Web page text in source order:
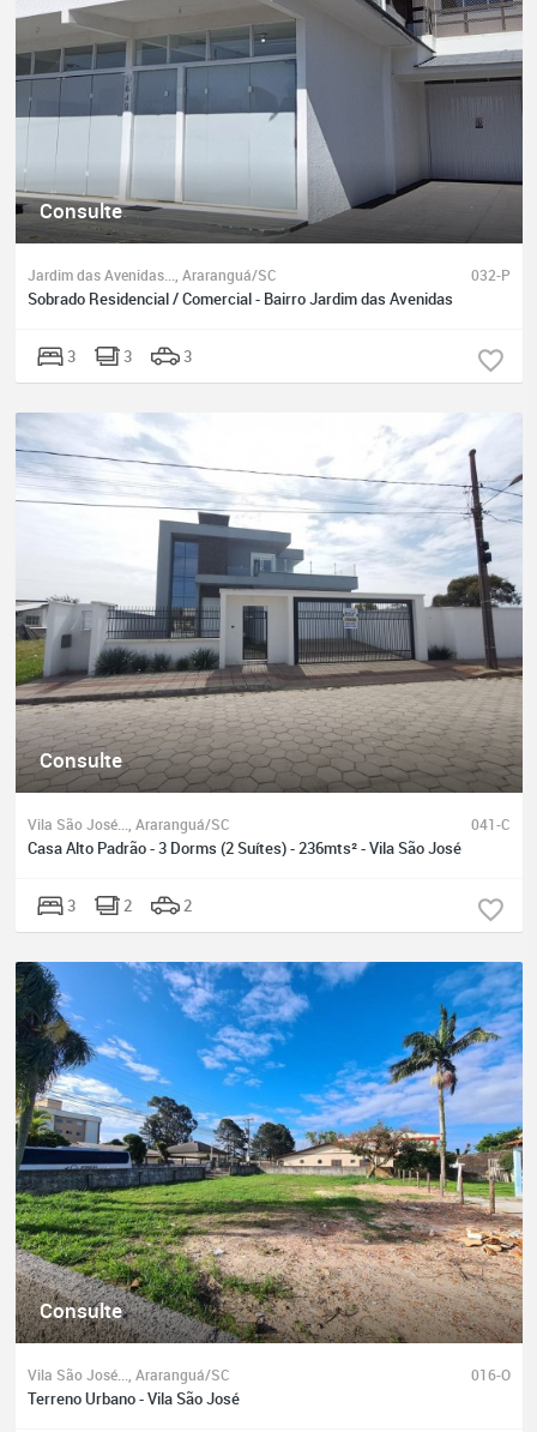
Consulte
Jardim das Avenidas..., Araranguá/SC 032-P
Sobrado Residencial / Comercial - Bairro Jardim das Avenidas
3 3 3
Consulte
Vila São José..., Araranguá/SC 041-C
Casa Alto Padrão - 3 Dorms (2 Suítes) - 236mts² - Vila São José
3 2 2
Consulte
Vila São José..., Araranguá/SC 016-O
Terreno Urbano - Vila São José